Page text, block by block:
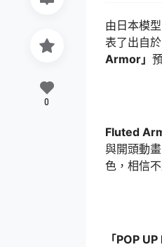
由日本模
表了出自
Armor」
Fluted
與開頭動
色，相信
「POP
0